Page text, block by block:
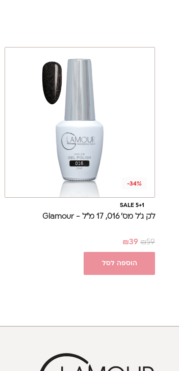
-34%
SALE 5+1
לק ג'ל מס' 016, 17 מ"ל - Glamour
₪59
₪39
הוספה לסל